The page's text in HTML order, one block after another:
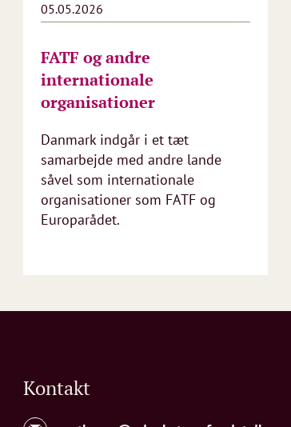
05.05.2026
FATF og andre
internationale
organisationer
Danmark indgår i et tæt
samarbejde med andre lande
såvel som internationale
organisationer som FATF og
Europarådet.
Kontakt